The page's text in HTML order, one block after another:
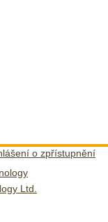
o zpřístupnění
Ltd.